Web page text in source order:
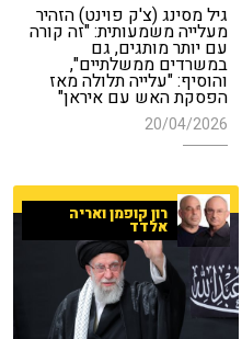
גיל מסינג (צ'ק פוינט) הזהיר
מעלייה משמעותית: "זה קורה
עם יותר מותגים, גם
במשרדים ממשלתיים",
והוסיף: "עלייה תלולה מאז
הפסקת האש עם איראן"
20/04/2026
רון קופמן ואריה
אלדד